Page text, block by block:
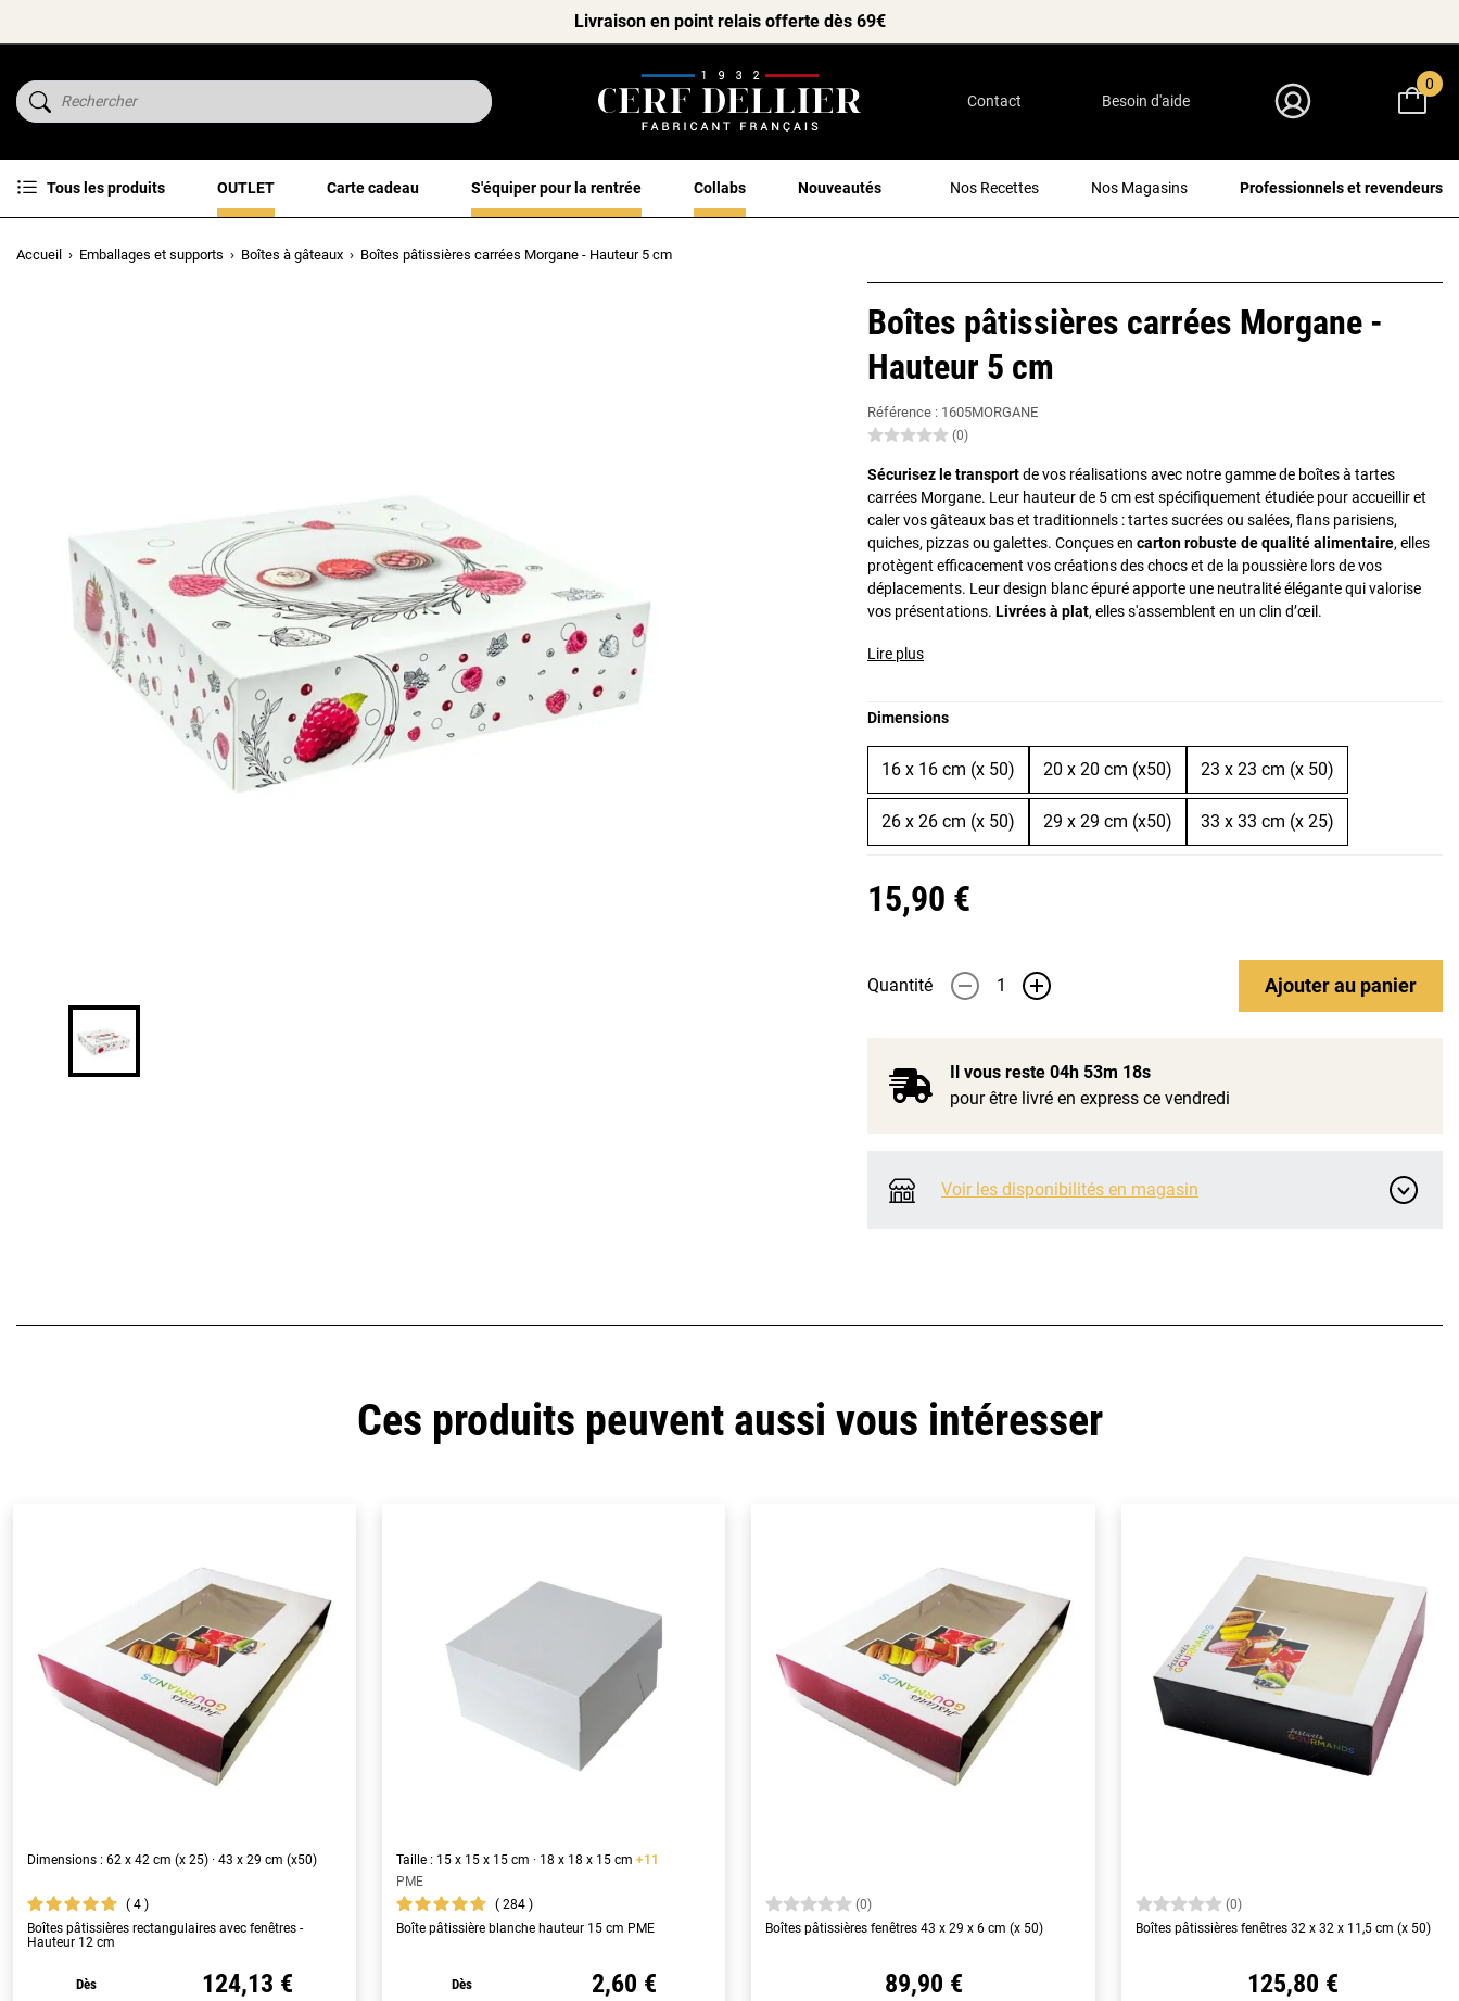
Livraison en point relais offerte dès 69€
Contact Besoin d'aide
0
Tous les produits OUTLET Carte cadeau S'équiper pour la rentrée Collabs Nouveautés Nos Recettes Nos Magasins Professionnels et revendeurs
Accueil Emballages et supports Boîtes à gâteaux Boîtes pâtissières carrées Morgane - Hauteur 5 cm
Boîtes pâtissières carrées Morgane -
Hauteur 5 cm
Référence : 1605MORGANE
(0)
Sécurisez le transportde vos réalisations avec notre gamme de boîtes à tartes
carrées Morgane. Leur hauteur de 5 cm est spécifiquement étudiée pour accueillir et
caler vos gâteaux bas et traditionnels : tartes sucrées ou salées, flans parisiens,
quiches, pizzas ou galettes. Conçues en carton robuste de qualité alimentaire, elles
protègent efficacement vos créations des chocs et de la poussière lors de vos
déplacements. Leur design blanc épuré apporte une neutralité élégante qui valorise
vos présentations. Livrées à plat, elles s'assemblent en un clin d’œil.
Lire plus
Dimensions
16 x 16 cm (x 50) 20 x 20 cm (x50) 23 x 23 cm (x 50)
26 x 26 cm (x 50) 29 x 29 cm (x50) 33 x 33 cm (x 25)
15,90 €
Quantité - + Ajouterau panier
Il vous reste 04h 53m 17s
pour être livré en express ce vendredi
Voir les disponibilités en magasin
Ces produits peuvent aussi vous intéresser
Dimensions : 62 x 42 cm (x 25) · 43 x 29 cm (x50)
4
Boîtes pâtissières rectangulaires avec fenêtres -
Hauteur 12 cm
Dès 124,13 €
Taille : 15 x 15 x 15 cm · 18 x 18 x 15 cm+11
PME
284
Boîte pâtissière blanche hauteur 15 cm PME
Dès 2,60 €
(0)
Boîtes pâtissières fenêtres 43 x 29 x 6 cm (x 50)
89,90 €
(0)
Boîtes pâtissières fenêtres 32 x 32 x 11,5 cm (x 50)
125,80 €